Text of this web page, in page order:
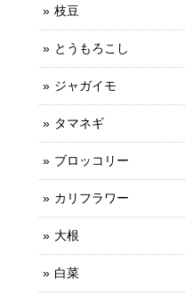
枝豆
とうもろこし
ジャガイモ
タマネギ
ブロッコリー
カリフラワー
大根
白菜